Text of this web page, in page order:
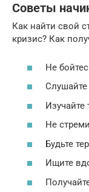
Советы
Как найти свой
кризис? Как
Не
Изучайте
Не
Будьте
Ищите